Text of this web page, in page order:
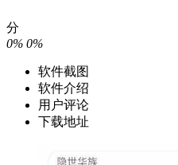
分
0% 0%
软件截图
软件介绍
用户评论
下载地址